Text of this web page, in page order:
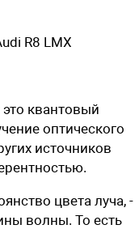
R8 LMX
это квантовый
оптического
источников
цвета луча, -
волны. То есть